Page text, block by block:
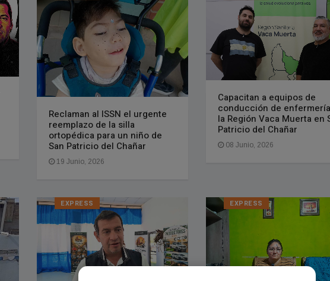
Reclaman al ISSN el urgente
reemplazo de la silla
ortopédica para un niño de
San Patricio del Chañar
19 Junio, 2026
Capacitan a equipos de
conducción de
la Región Vaca Muerta en
Patricio del Chañar
08 Junio, 2026
EXPRESS EXPRESS